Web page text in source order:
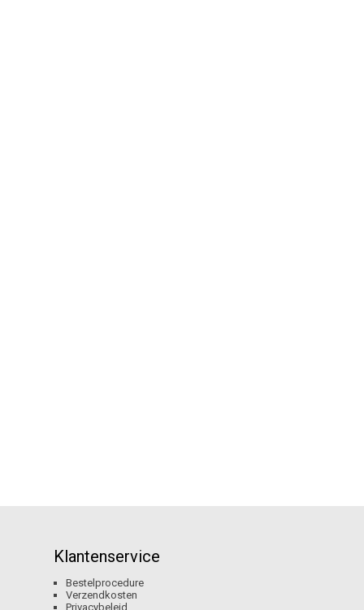
Klantenservice
Bestelprocedure
Verzendkosten
Privacybeleid